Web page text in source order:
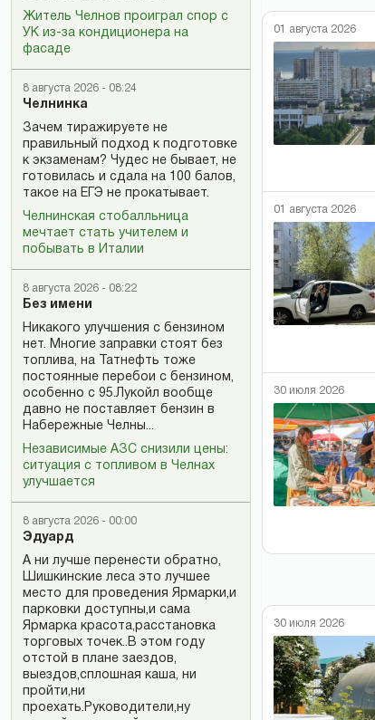
Житель Челнов проиграл спор с
УК из-за кондиционера на
фасаде
8 августа 2026 - 08:24
Челнинка
Зачем тиражируете не
правильный подход к подготовке
к экзаменам? Чудес не бывает, не
готовилась и сдала на 100 балов,
такое на ЕГЭ не прокатывает.
Челнинская стобалльница
мечтает стать учителем и
побывать в Италии
8 августа 2026 - 08:22
Без имени
Никакого улучшения с бензином
нет. Многие заправки стоят без
топлива, на Татнефть тоже
постоянные перебои с бензином,
особенно с 95.Лукойл вообще
давно не поставляет бензин в
Набережные Челны...
Независимые АЗС снизили цены:
ситуация с топливом в Челнах
улучшается
8 августа 2026 - 00:00
Эдуард
А ни лучше перенести обратно,
Шишкинские леса это лучшее
место для проведения Ярмарки,и
парковки доступны,и сама
Ярмарка красота,расстановка
торговых точек..В этом году
отстой в плане заездов,
выездов,сплошная каша, ни
пройти,ни
проехать.Руководители,ну
01 августа 2026
01 августа 2026
30 июля 2026
30 июля 2026